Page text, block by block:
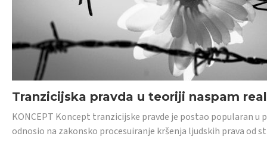
Tranzicijska pravda u teoriji naspam
KONCEPT Koncept tranzicijske pravde je postao popularan
odnosio na zakonsko procesuiranje kršenja ljudskih prava